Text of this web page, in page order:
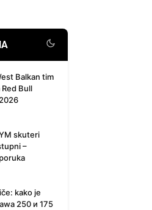
Balkan tim
Bull
skuteri
–
kako je
250 и 175